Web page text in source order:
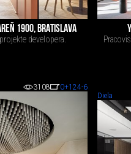
1900, BRATISLAVA
developera.
3108 0+124-6
Diela